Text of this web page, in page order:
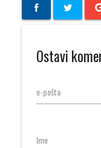
Ostavi
e-pošta
Ime